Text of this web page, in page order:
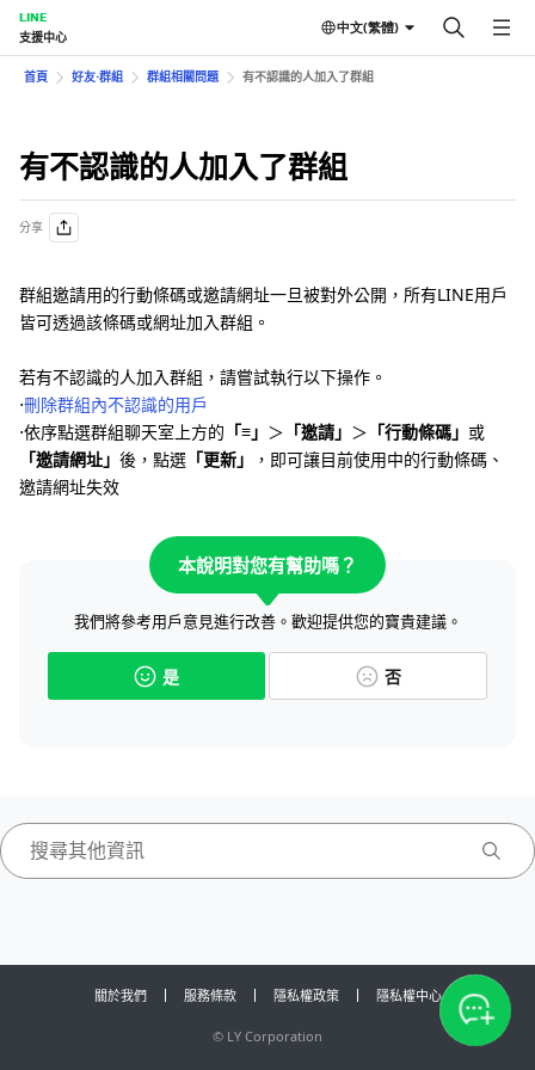
LINE
支援中心
中文(繁體)
首頁 好友⋅群組 群組相關問題 有不認識的人加入了群組
有不認識的人加入了群組
分享
群組邀請用的行動條碼或邀請網址一旦被對外公開，所有LINE用戶
皆可透過該條碼或網址加入群組。
若有不認識的人加入群組，請嘗試執行以下操作。
⋅刪除群組內不認識的用戶
⋅依序點選群組聊天室上方的 「≡」 ＞ 「邀請」 ＞ 「行動條碼」 或
「邀請網址」 後，點選 「更新」
，即可讓目前使用中的行動條碼、
邀請網址失效
本說明對您有幫助嗎？
我們將參考用戶意見進行改善。歡迎提供您的寶貴建議。
是 否
關於我們 服務條款 隱私權政策 隱私權中心
© LY Corporation